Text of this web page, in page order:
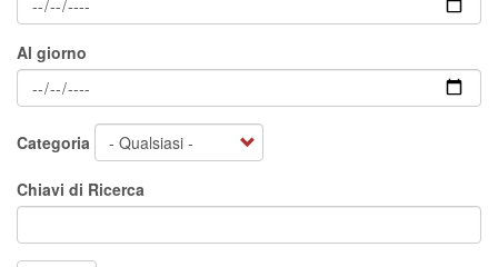
Al giorno
Categoria
Chiavi di Ricerca